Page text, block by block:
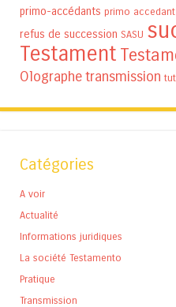
primo-accédants primo accedant
refus de succession SASU
Testament
Olographetransmission
Catégories
A voir
Actualité
Informations juridiques
La société Testamento
Pratique
Transmission